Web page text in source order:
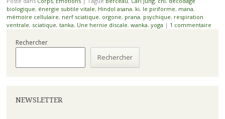
biologique, énergie subtile vitale, Hindol asana, ki, le piriforme, mana,
mémoire cellulaire, nerf sciatique, orgone, prana, psychique, respiration
ventrale, sciatique, tanka, Une hernie discale, wanka, yoga | 1 commentaire
Rechercher
Rechercher
NEWSLETTER